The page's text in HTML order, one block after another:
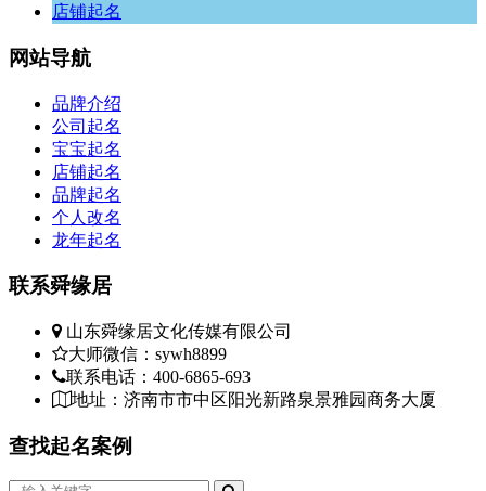
店铺起名
网站导航
品牌介绍
公司起名
宝宝起名
店铺起名
品牌起名
个人改名
龙年起名
联系舜缘居
山东舜缘居文化传媒有限公司
大师微信：sywh8899
联系电话：400-6865-693
地址：济南市市中区阳光新路泉景雅园商务大厦
查找起名案例